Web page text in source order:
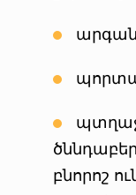
բնորոշ